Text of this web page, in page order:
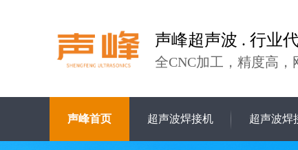
声峰超声波 . 行业
全CNC加工，精度高，
声峰首页 超声波焊接机 超声波焊